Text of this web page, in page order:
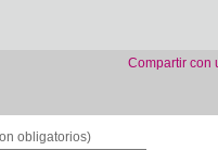
Compartir con
obligatorios)